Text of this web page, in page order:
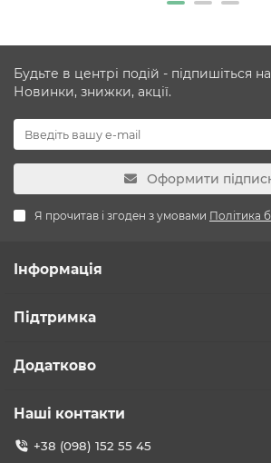
Будьте в центрі подій - підпишіться
Новинки, знижки, акції.
Оформити
Я прочитав і згоден з умовами Політика
Інформація
Підтримка
Додатково
Наші контакти
+38 (098) 152 55 45